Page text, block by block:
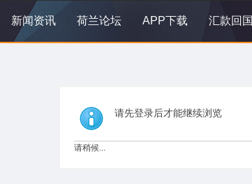
新闻资讯 荷兰论坛 APP下载 汇款回国
请先登录后才能继续浏览
请稍候...